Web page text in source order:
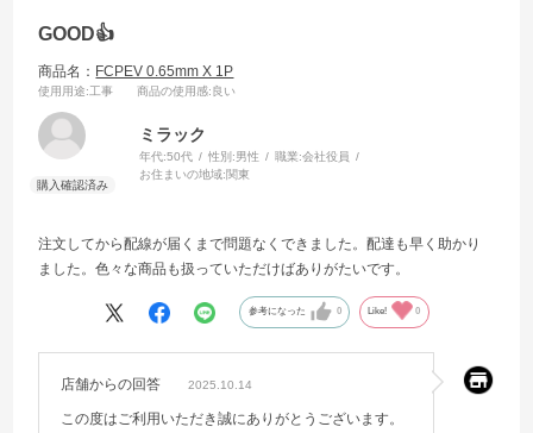
GOOD👍
商品名： FCPEV 0.65mm X 1P
使用用途:工事 商品の使用感:良い
ミラック
年代:50代 性別:男性 職業:会社役員
お住まいの地域:関東
注文してから配線が届くまで問題なくできました。配達も早く助かり
ました。色々な商品も扱っていただけばありがたいです。
参考になった 0 Like! 0
店舗からの回答 2025.10.14
この度はご利用いただき誠にありがとうございます。